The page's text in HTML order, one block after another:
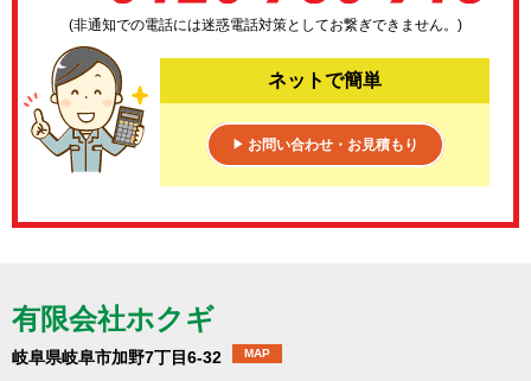
(非通知での電話には迷惑電話対策としてお繋ぎできません。)
ネットで簡単
▶ お問い合わせ・お見積もり
有限会社ホクギ
岐阜県岐阜市加野7丁目6-32 MAP